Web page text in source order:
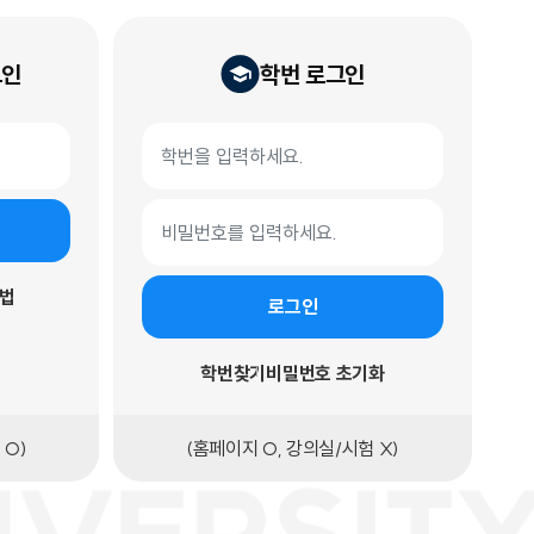
O)
학번 로그인
로그인
학번찾기 비밀번호 초기화
(홈페이지 O, 강의실/시험 X)